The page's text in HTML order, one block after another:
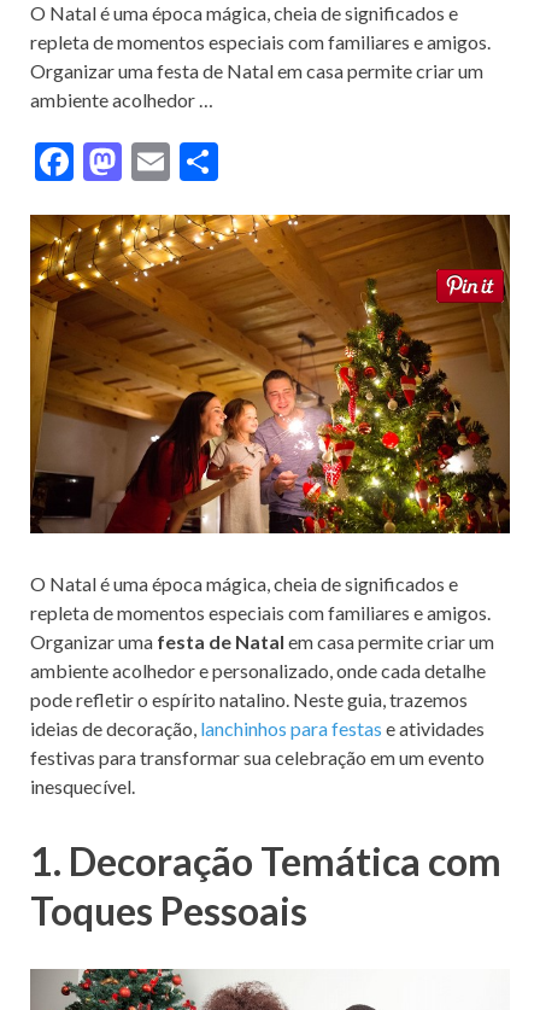
O Natal é uma época mágica, cheia de significados e
repleta de momentos especiais com familiares e amigos.
Organizar uma festa de Natal em casa permite criar um
ambiente acolhedor …
F
e
b
o
k
M
to
d
o
n
E
ai
l
ar
e
O Natal é uma época mágica, cheia de significados e
repleta de momentos especiais com familiares e amigos.
Organizar uma festa de Natal em casa permite criar um
ambiente acolhedor e personalizado, onde cada detalhe
pode refletir o espírito natalino. Neste guia, trazemos
ideias de decoração, lanchinhos para festas e atividades
festivas para transformar sua celebração em um evento
inesquecível.
1. Decoração Temática com
Toques Pessoais